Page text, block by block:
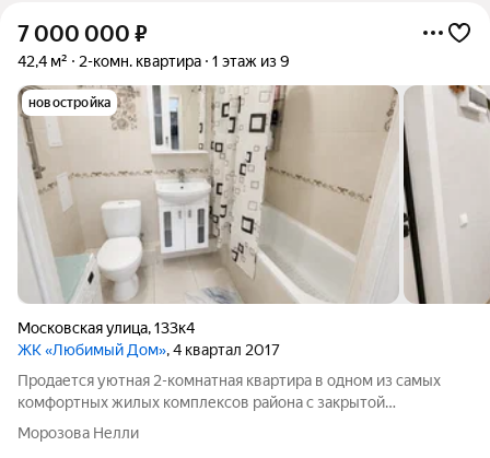
7 000 000 ₽
42,4 м² 2-комн. квартира 1 этаж из 9
новостройка
Московская улица,133к4
ЖК «Любимый Дом», 4 квартал 2017
Продается уютная 2-комнатная квартира в одном из самых
комфортных жилых комплексов района с закрытой
территорией и развитой инфраструктурой! Общая площадь
44,9 м. Квартира полностью готова к проживанию выполнен
Морозова Нелли